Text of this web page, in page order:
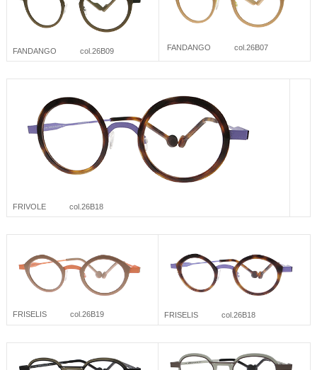
FANDANGO col.26B09 FANDANGO col.26B07
FRIVOLE col.26B18
FRISELIS col.26B19 FRISELIS col.26B18